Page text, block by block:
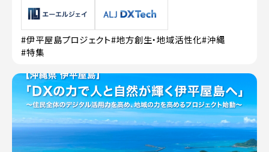
#伊平屋島プロジェクト#地方創生・地域活性化#沖縄
#特集